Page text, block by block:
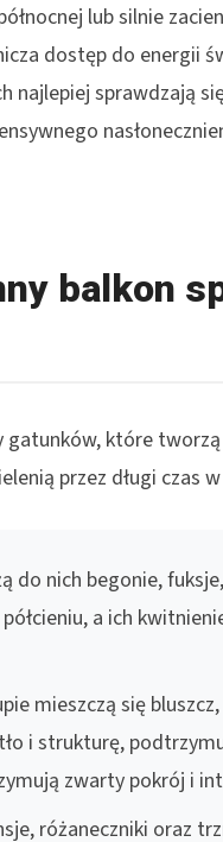
lub silnie
dostęp do energii
sprawdzają
balkon
które
przez długi czas
do nich begonie,
a ich
mieszczą się
i strukturę,
zwarty pokrój i
różaneczniki oraz